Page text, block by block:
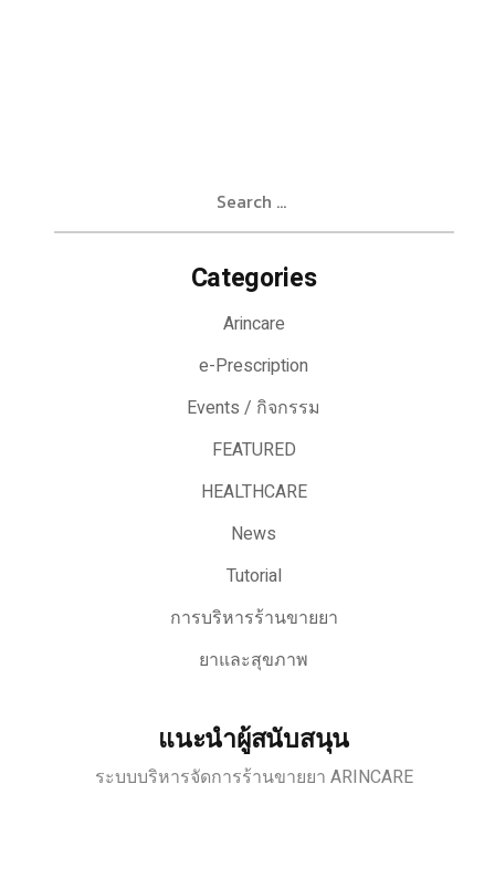
Categories
Arincare
e-Prescription
Events / กิจกรรม
FEATURED
HEALTHCARE
News
Tutorial
การบริหารร้านขายยา
ยาและสุขภาพ
แนะนำผู้สนับสนุน
ระบบบริหารจัดการร้านขายยา ARINCARE